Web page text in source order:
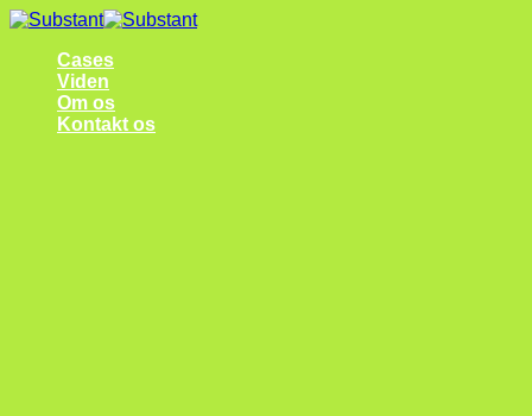
Fortsæt
indholdCases
Viden
Om os
Kontakt os